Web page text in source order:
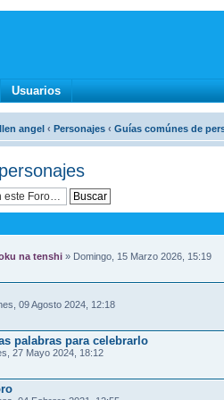
Usuarios
angel ‹ Personajes ‹ Guías comúnes de
na tenshi » Domingo, 15 Marzo 2026, 15:19
09 Agosto 2024, 12:18
palabras para celebrarlo
27 Mayo 2024, 18:12